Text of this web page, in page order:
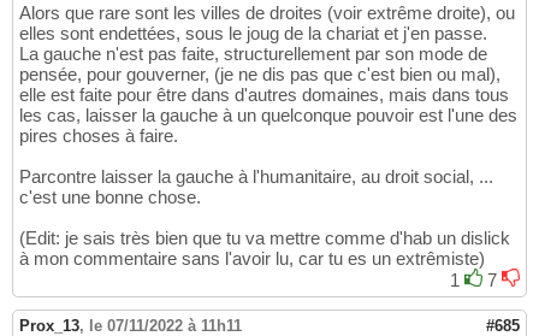
Alors que rare sont les villes de droites (voir extrême droite), ou
elles sont endettées, sous le joug de la chariat et j'en passe.
La gauche n'est pas faite, structurellement par son mode de
pensée, pour gouverner, (je ne dis pas que c'est bien ou mal),
elle est faite pour être dans d'autres domaines, mais dans tous
les cas, laisser la gauche à un quelconque pouvoir est l'une des
pires choses à faire.
Parcontre laisser la gauche à l'humanitaire, au droit social, ...
c'est une bonne chose.
(Edit: je sais très bien que tu va mettre comme d'hab un dislick
à mon commentaire sans l'avoir lu, car tu es un extrêmiste)
1
7
Prox_13, le 07/11/2022 à 11h11 #685